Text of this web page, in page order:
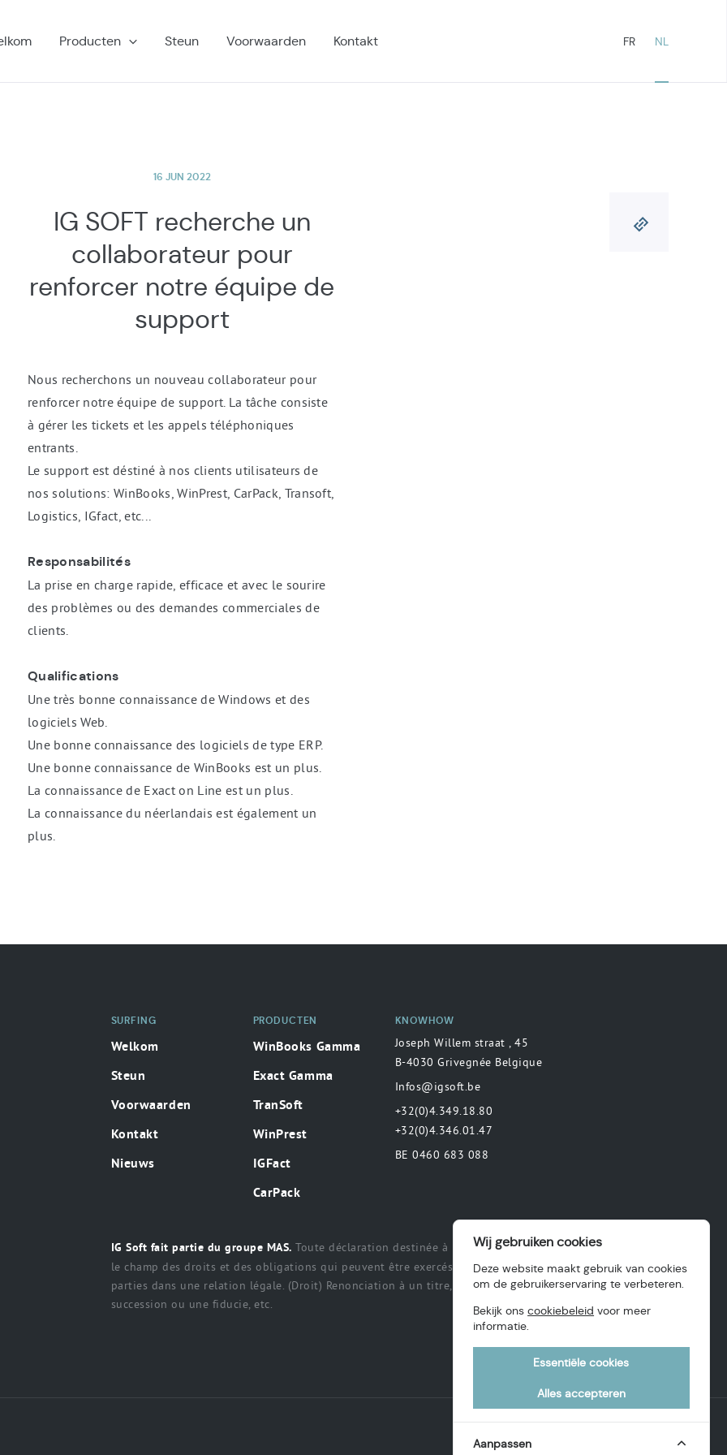
IG SOFT recherche un
collaborateur pour
renforcer notre équipe de
support
16 JUN 2022
Nous recherchons un nouveau collaborateur pour
renforcer notre équipe de support. La tâche consiste
à gérer les tickets et les appels téléphoniques
entrants.
Le support est déstiné à nos clients utilisateurs de
nos solutions: WinBooks, WinPrest, CarPack, Transoft,
Logistics, IGfact, etc...
Responsabilités
La prise en charge rapide, efficace et avec le sourire
des problèmes ou des demandes commerciales de
clients.
Qualifications
Une très bonne connaissance de Windows et des
logiciels Web.
Une bonne connaissance des logiciels de type ERP.
Une bonne connaissance de WinBooks est un plus.
La connaissance de Exact on Line est un plus.
La connaissance du néerlandais est également un
plus.
Producten Steun Voorwaarden Kontakt FR NL
SURFING
Welkom
Steun
Voorwaarden
Kontakt
Nieuws
PRODUCTEN
WinBooks Gamma
Exact Gamma
TranSoft
WinPrest
IGFact
CarPack
KNOWHOW
Joseph Willem straat , 45
B-4030 Grivegnée Belgique
Infos@igsoft.be
+32(0)4.349.18.80
+32(0)4.346.01.47
BE 0460 683 088
IG Soft fait partie du groupe MAS. Toute déclaration destinée à préciser ou de délimiter
le champ des droits et des obligations qui peuvent être exercés et exécutés par les
parties dans une relation légale. (Droit) Renonciation à un titre, des intérêts, une
succession ou une fiducie, etc.
Wij gebruiken cookies
Deze website maakt gebruik van cookies
om de gebruikerservaring te verbeteren.
Bekijk onscookiebeleid voor meer
informatie.
Essentiële cookies
Alles accepteren
Aanpassen